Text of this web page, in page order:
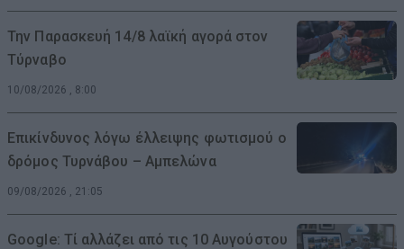
Την Παρασκευή 14/8 λαϊκή αγορά στον
Τύρναβο
10/08/2026 , 8:00
Επικίνδυνος λόγω έλλειψης φωτισμού ο
δρόμος Τυρνάβου – Αμπελώνα
09/08/2026 , 21:05
Google: Τί αλλάζει από τις 10 Αυγούστου